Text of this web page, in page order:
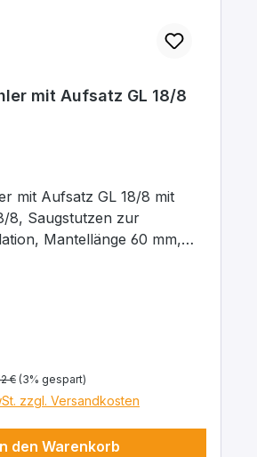
mit Aufsatz GL 18/8
mit Aufsatz GL 18/8 mit
8, Saugstutzen zur
Mantellänge 60 mm,
Preis:
€ (3% gespart)
zzgl. Versandkosten
den Warenkorb